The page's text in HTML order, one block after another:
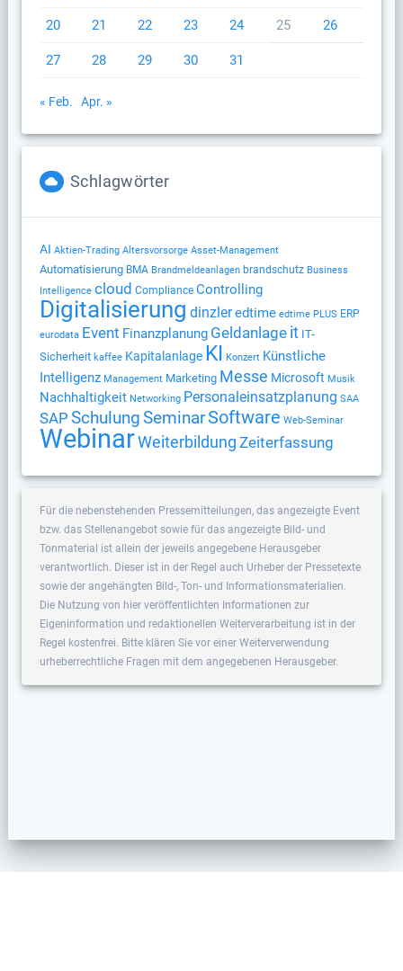
20 21 22 23 24 25 26
27 28 29 30 31
« Feb. Apr. »
Schlagwörter
AI Aktien-Trading Altersvorsorge Asset-Management
Automatisierung BMA Brandmeldeanlagen brandschutz Business
Intelligence cloud Compliance Controlling
Digitalisierung dinzleredtime edtime PLUS ERP
eurodata Event Finanzplanung Geldanlage it IT-
Sicherheit kaffee Kapitalanlage KI Konzert Künstliche
Intelligenz Management Marketing Messe Microsoft Musik
Nachhaltigkeit Networking Personaleinsatzplanung SAA
SAP SchulungSeminarSoftware Web-Seminar
WebinarWeiterbildung Zeiterfassung
Für die nebenstehenden Pressemitteilungen, das angezeigte Event
bzw. das Stellenangebot sowie für das angezeigte Bild- und
Tonmaterial ist allein der jeweils angegebene Herausgeber
verantwortlich. Dieser ist in der Regel auch Urheber der Pressetexte
sowie der angehängten Bild-, Ton- und Informationsmaterialien.
Die Nutzung von hier veröffentlichten Informationen zur
Eigeninformation und redaktionellen Weiterverarbeitung ist in der
Regel kostenfrei. Bitte klären Sie vor einer Weiterverwendung
urheberrechtliche Fragen mit dem angegebenen Herausgeber.